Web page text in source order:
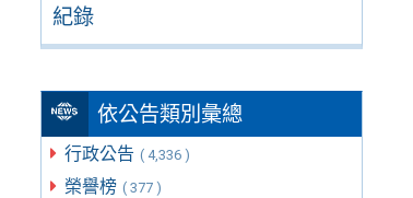
紀錄
依公告類別彙總
行政公告 ( 4,336 )
榮譽榜 ( 377 )